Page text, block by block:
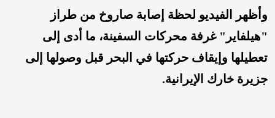
وأظهر الفيديو لحظة إصابة صاروخ من طراز
"هيلفاير" غرفة محركات السفينة، ما أدى إلى
تعطيلها وإيقاف حركتها في البحر قبل وصولها إلى
جزيرة خارك الإيرانية.